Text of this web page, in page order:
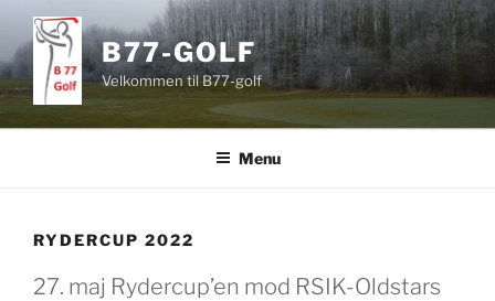
Videre
indhold
B77-GOLF
Velkommen til B77-golf
Menu
RYDERCUP 2022
27. maj Rydercup’en mod RSIK-Oldstars